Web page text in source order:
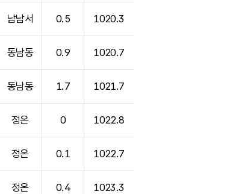
남남서 0.5 1020.3
동남동 0.9 1020.7
동남동 1.7 1021.7
정온 0 1022.8
정온 0.1 1022.7
정온 0.4 1023.3